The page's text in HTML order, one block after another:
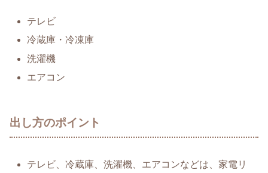
テレビ
冷蔵庫・冷凍庫
洗濯機
エアコン
出し方のポイント
テレビ、冷蔵庫、洗濯機、エアコンなどは、家電リ